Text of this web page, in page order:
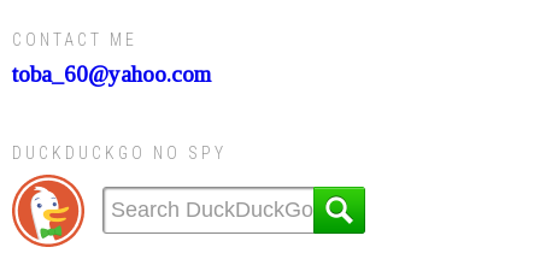
CONTACT ME
toba_60@yahoo.com
DUCKDUCKGO NO SPY